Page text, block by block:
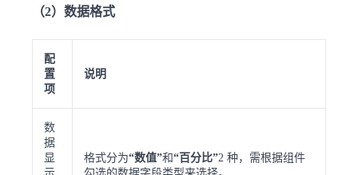
（2）数据格式
配
置
项
说明
数
据
显
格式分为“数值”和“百分比”2 种，需根据组件